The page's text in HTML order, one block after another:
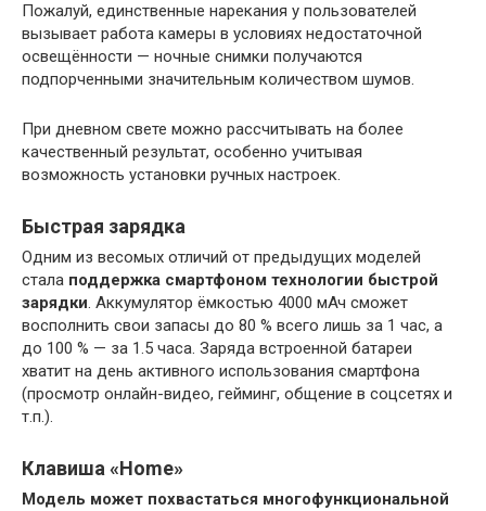
Пожалуй, единственные нарекания у пользователей
вызывает работа камеры в условиях недостаточной
освещённости — ночные снимки получаются
подпорченными значительным количеством шумов.
При дневном свете можно рассчитывать на более
качественный результат, особенно учитывая
возможность установки ручных настроек.
Быстрая зарядка
Одним из весомых отличий от предыдущих моделей
стала поддержка смартфоном технологии быстрой
зарядки. Аккумулятор ёмкостью 4000 мАч сможет
восполнить свои запасы до 80 % всего лишь за 1 час, а
до 100 % — за 1.5 часа. Заряда встроенной батареи
хватит на день активного использования смартфона
(просмотр онлайн-видео, гейминг, общение в соцсетях и
т.п.).
Клавиша «Home»
Модель может похвастаться многофункциональной